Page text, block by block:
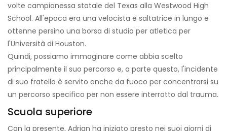
volte campionessa statale del Texas alla Westwood High
School. All'epoca era una velocista e saltatrice in lungo e
ottenne persino una borsa di studio per atletica per
l'Università di Houston.
Quindi, possiamo immaginare come abbia scelto
principalmente il suo percorso e, a parte questo, l'incidente
di suo fratello è servito anche da fuoco per concentrarsi su
un percorso specifico per non essere interrotto dal trauma.
Scuola superiore
Con la presente, Adrian ha iniziato presto nei suoi giorni di